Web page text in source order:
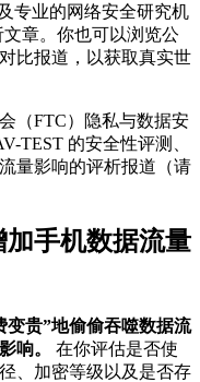
专业的网络安全研究机
章。你也可以浏览公
比报道，以获取真实世
（FTC）隐私与数据安
TEST 的安全性评测、
量影响的评析报道（请
加手机数据流量
变贵”地偷偷吞噬数据流
响。
在你评估是否使
、加密等级以及是否存